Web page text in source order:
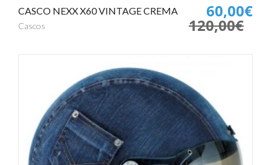
CASCO NEXX X60 VINTAGE CREMA
Cascos
60,00€
120,00€